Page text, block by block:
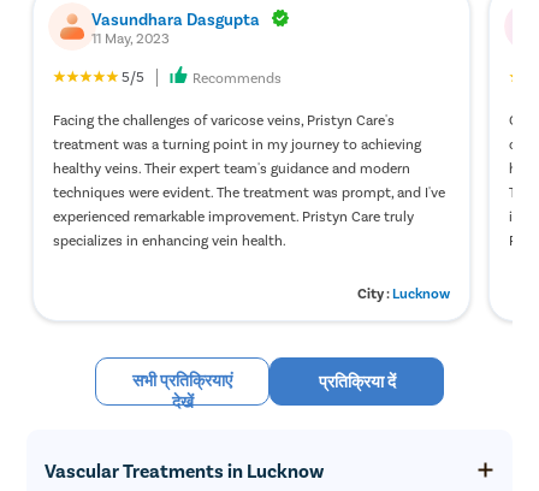
Vasundhara Dasgupta
11 May, 2023
5/5 Recommends
Facing the challenges of varicose veins, Pristyn Care's
treatment was a turning point in my journey to achieving
healthy veins. Their expert team's guidance and modern
techniques were evident. The treatment was prompt, and I've
experienced remarkable improvement. Pristyn Care truly
specializes in enhancing vein health.
City :Lucknow
of
The
सभी प्रतिक्रियाएं
देखें
प्रतिक्रिया दें
Vascular Treatments in Lucknow